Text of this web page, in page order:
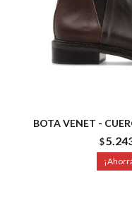
BOTA VENET -
$